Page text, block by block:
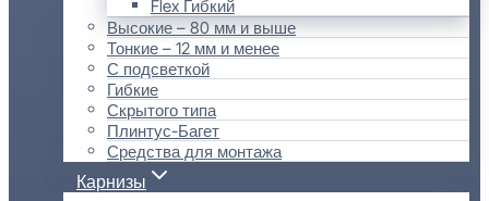
Flex Гибкий
Высокие – 80 мм и выше
Тонкие – 12 мм и менее
С подсветкой
Гибкие
Скрытого типа
Плинтус-Багет
Средства для монтажа
Карнизы